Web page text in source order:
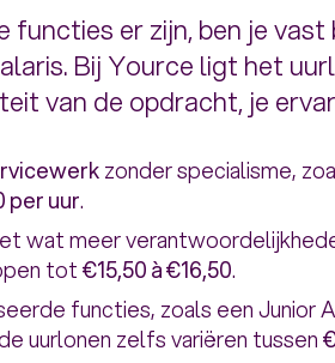
functies er zijn, ben je
Bij Yource ligt het
van de opdracht, je
zonder specialisme,
per uur.
wat meer
tot€15,50 à €16,50.
functies, zoals een Junior
uurlonen zelfs variëren tussen